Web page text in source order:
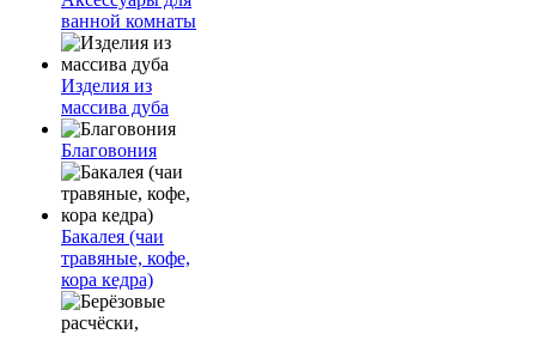
ванной комнаты
Изделия из
массива дуба
Благовония
Бакалея (чаи
травяные, кофе,
кора кедра)